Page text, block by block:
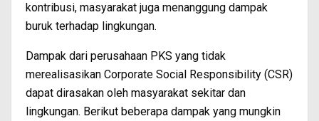
kontribusi, masyarakat juga menanggung dampak
buruk terhadap lingkungan.
Dampak dari perusahaan PKS yang tidak
merealisasikan Corporate Social Responsibility (CSR)
dapat dirasakan oleh masyarakat sekitar dan
lingkungan. Berikut beberapa dampak yang mungkin